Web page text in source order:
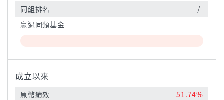
同組排名
-/-
贏過同類基金
成立以來
原幣績效
51.74%